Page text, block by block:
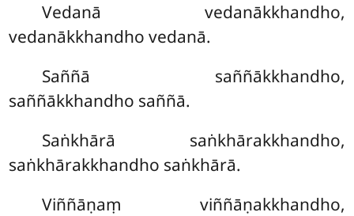
Vedanā vedanākkhandho,
vedanākkhandho vedanā.
Saññā saññākkhandho,
saññākkhandho saññā.
Saṅkhārā saṅkhārakkhandho,
saṅkhārakkhandho saṅkhārā.
Viññāṇaṃ viññāṇakkhandho,